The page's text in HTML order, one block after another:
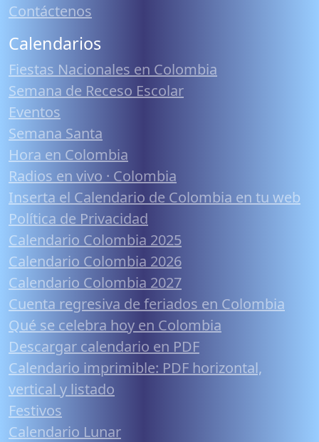
Contáctenos
Calendarios
Fiestas Nacionales en Colombia
Semana de Receso Escolar
Eventos
Semana Santa
Hora en Colombia
Radios en vivo · Colombia
Inserta el Calendario de Colombia en tu web
Política de Privacidad
Calendario Colombia 2025
Calendario Colombia 2026
Calendario Colombia 2027
Cuenta regresiva de feriados en Colombia
Qué se celebra hoy en Colombia
Descargar calendario en PDF
Calendario imprimible: PDF horizontal,
vertical y listado
Festivos
Calendario Lunar